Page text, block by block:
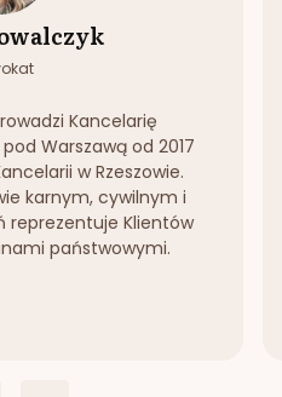
Kancelarię
Warszawą od 2017
w Rzeszowie.
karnym, cywilnym i
reprezentuje Klientów
państwowymi.